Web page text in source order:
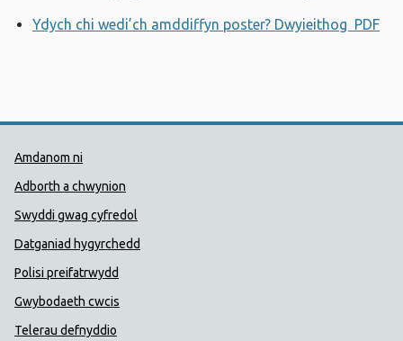
Ydych chi wedi’ch amddiffyn poster? Dwyieithog PDF
Dolenni Cymorth Iechyd
Amdanom ni
Adborth a chwynion
Swyddi gwag cyfredol
Datganiad hygyrchedd
Polisi preifatrwydd
Gwybodaeth cwcis
Telerau defnyddio